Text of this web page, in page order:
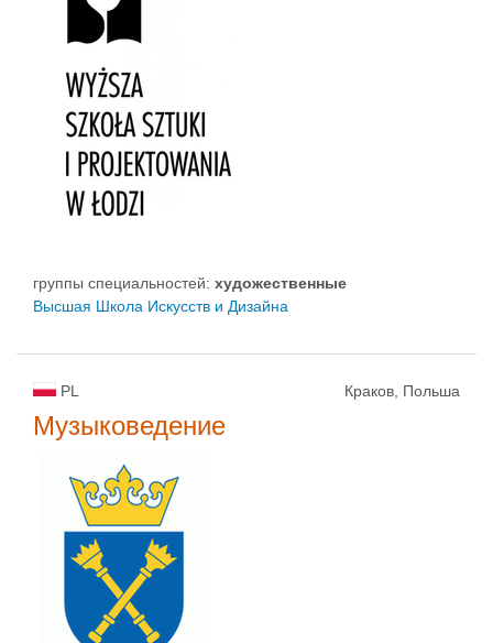
группы специальностей: художественные
Высшая Школа Искусств и Дизайна
PL Краков, Польша
Музыковедение